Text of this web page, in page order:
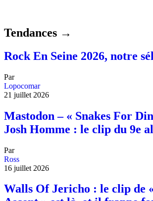
Tendances →
Rock En Seine 2026, notre
Par
Lopocomar
21 juillet 2026
Mastodon – « Snakes For
Josh Homme : le clip du 9e
Par
Ross
16 juillet 2026
Walls Of Jericho : le clip de